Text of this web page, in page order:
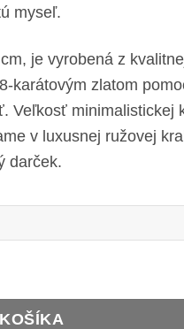
myseľ.
je vyrobená z
karátovým zlatom
Veľkosť minimalistickej
v luxusnej ružovej
darček.
- Kvapka vedomia